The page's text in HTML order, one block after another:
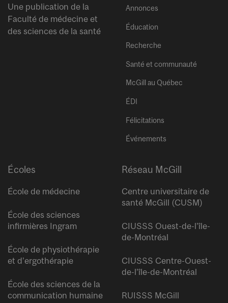
Une publication de la
Faculté de médecine et
des sciences de la santé
Annonces
Éducation
Recherche
Santé et communauté
McGill au Québec
ÉDI
Félicitations
Événements
Écoles
École de médecine
École des sciences
infirmières Ingram
École de physiothérapie
et d’ergothérapie
École des sciences de la
communication humaine
Réseau McGill
Centre universitaire de
santé McGill (CUSM)
CIUSSS Ouest-de-l’île-
de-Montréal
CIUSSS Centre-Ouest-
de-l’île-de-Montréal
RUISSS McGill